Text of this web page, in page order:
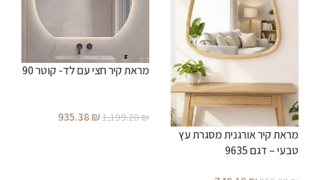
מראת קיר אורגנית מסגרת עץ
טבעי – דגם 9635
מראת קיר חצי עם לד- קוטר 90
1,199.20₪
935.38₪